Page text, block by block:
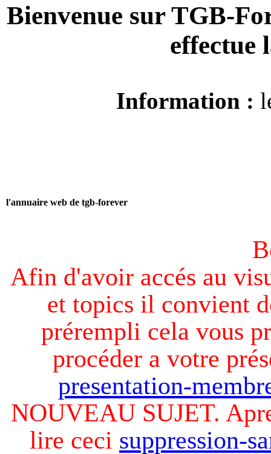
Bienvenue sur TGB-
Information :
l'annuaire web de tgb-forever
Afin d'avoir accés au
et topics il convient
prérempli cela vous
procéder a votre
presentation-
NOUVEAU SUJET.
lire ceci suppression-